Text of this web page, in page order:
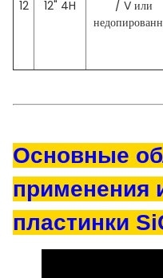
12 12" 4H
/ V или
Основные
применения
пластинки